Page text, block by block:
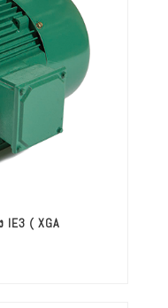
( XGA